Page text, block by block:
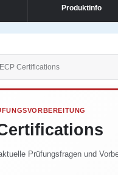
Produktinfo
Certifications
Prüfungsfragen und